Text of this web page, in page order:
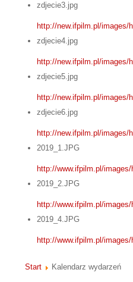
zdjecie3.jpg
http://new.ifpilm.pl/images/
zdjecie4.jpg
http://new.ifpilm.pl/images/
zdjecie5.jpg
http://new.ifpilm.pl/images/
zdjecie6.jpg
http://new.ifpilm.pl/images/
2019_1.JPG
http://www.ifpilm.pl/
2019_2.JPG
http://www.ifpilm.pl/
2019_4.JPG
http://www.ifpilm.pl/
Start Kalendarz wydarzeń